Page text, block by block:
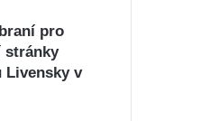
pro
stránky
Livensky v